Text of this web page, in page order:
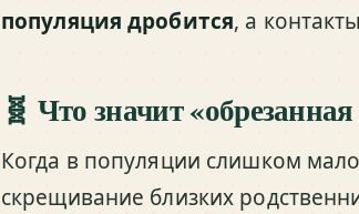
популяция дробится, а
🧬 Что значит
Когда в популяции слишком
скрещивание близких